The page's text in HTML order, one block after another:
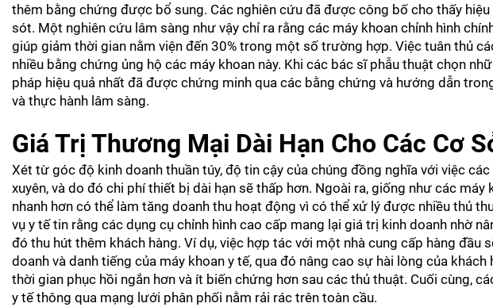
thêm bằng chứng được bổ sung. Các nghiên cứu đã được công bố cho thấy
sót. Một nghiên cứu lâm sàng như vậy chỉ ra rằng các máy khoan chỉnh hình
giúp giảm thời gian nằm viện đến 30% trong một số trường hợp. Việc tuân thủ
nhiều bằng chứng ủng hộ các máy khoan này. Khi các bác sĩ phẫu thuật chọn
pháp hiệu quả nhất đã được chứng minh qua các bằng chứng và hướng dẫn
và thực hành lâm sàng.
Giá Trị Thương Mại Dài Hạn Cho Các Cơ
Xét từ góc độ kinh doanh thuần túy, độ tin cậy của chúng đồng nghĩa với việc
xuyên, và do đó chi phí thiết bị dài hạn sẽ thấp hơn. Ngoài ra, giống như các
nhanh hơn có thể làm tăng doanh thu hoạt động vì có thể xử lý được nhiều thủ
vụ y tế tin rằng các dụng cụ chỉnh hình cao cấp mang lại giá trị kinh doanh nhờ
đó thu hút thêm khách hàng. Ví dụ, việc hợp tác với một nhà cung cấp hàng đầu
doanh và danh tiếng của máy khoan y tế, qua đó nâng cao sự hài lòng của
thời gian phục hồi ngắn hơn và ít biến chứng hơn sau các thủ thuật. Cuối cùng,
y tế thông qua mạng lưới phân phối nằm rải rác trên toàn cầu.